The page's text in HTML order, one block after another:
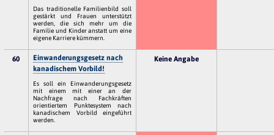
Das traditionelle Familienbild soll
gestärkt und Frauen unterstützt
werden, die sich mehr um die
Familie und Kinder anstatt um eine
eigene Karriere kümmern.
60
Einwanderungsgesetz nach
kanadischem Vorbild!
Es soll ein Einwanderungsgesetz
mit einem mit einer an der
Nachfrage nach Fachkräften
orientiertem Punktesystem nach
kanadischem Vorbild eingeführt
werden.
Keine Angabe